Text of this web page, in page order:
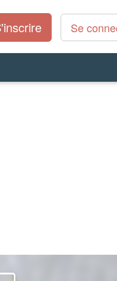
Se